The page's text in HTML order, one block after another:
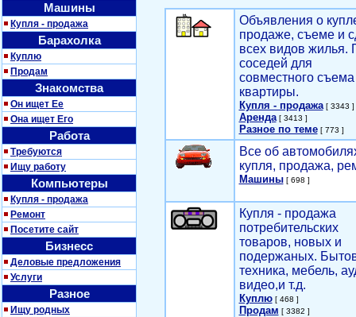
Машины
Купля - продажа
Барахолка
Куплю
Продам
Знакомства
Он ищет Ее
Она ищет Его
Работа
Требуются
Ищу работу
Компьютеры
Купля - продажа
Ремонт
Посетите сайт
Бизнесс
Деловые предложения
Услуги
Разное
Ищу родных
Объявления о
продаже, съеме и
всех видов жилья.
соседей для
совместного съема
квартиры.
Купля - продажа[ 3343 ]
Аренда[ 3413 ]
Разное по теме[ 773 ]
Все об
купля, продажа,
Машины[ 698 ]
Купля - продажа
потребительских
товаров, новых и
подержаных.
техника, мебель,
видео,и т.д.
Куплю[ 468 ]
Продам [ 3382 ]